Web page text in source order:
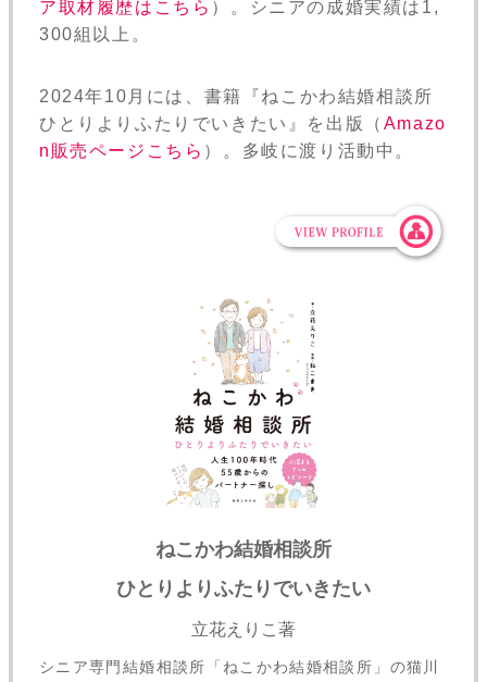
ア取材履歴はこちら ）。シニアの成婚実績は1,
300組以上。
2024年10月には、書籍『ねこかわ結婚相談所
ひとりよりふたりでいきたい』を出版（ Amazo
n販売ページこちら ）。多岐に渡り活動中。
ねこかわ結婚相談所
ひとりよりふたりでいきたい
立花えりこ著
シニア専門結婚相談所「ねこかわ結婚相談所」の猫川